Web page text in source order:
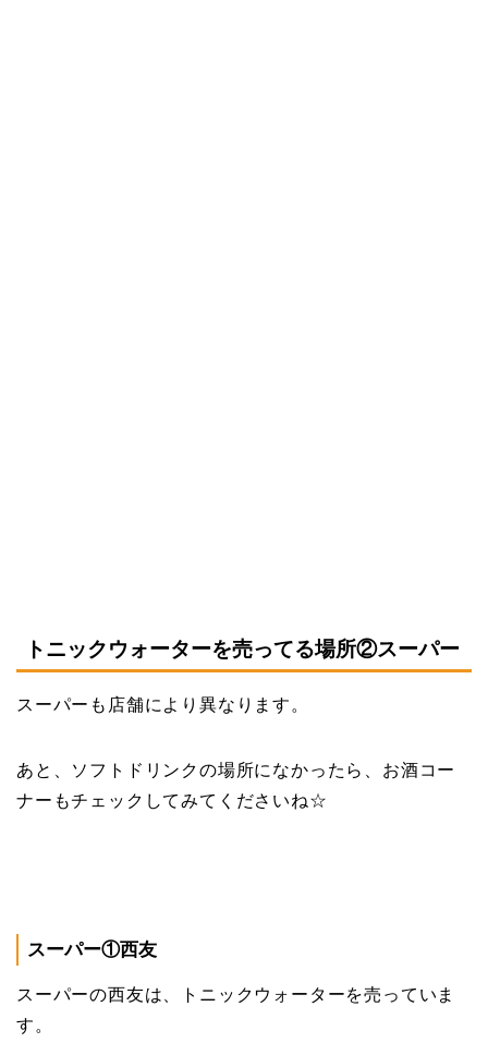
トニックウォーターを売ってる場所②スーパー
スーパーも店舗により異なります。
あと、ソフトドリンクの場所になかったら、お酒コー
ナーもチェックしてみてくださいね☆
スーパー①西友
スーパーの西友は、トニックウォーターを売っていま
す。